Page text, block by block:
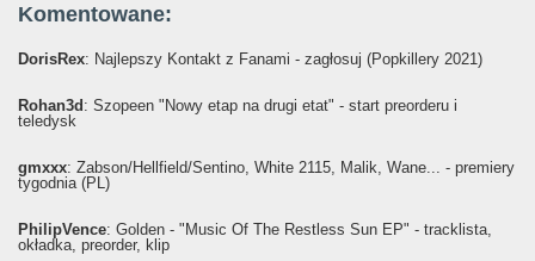
Komentowane:
DorisRex: Najlepszy Kontakt z Fanami - zagłosuj (Popkillery 2021)
Rohan3d: Szopeen "Nowy etap na drugi etat" - start preorderu i
teledysk
gmxxx: Żabson/Hellfield/Sentino, White 2115, Malik, Wane... - premiery
tygodnia (PL)
PhilipVence: Golden - "Music Of The Restless Sun EP" - tracklista,
okładka, preorder, klip